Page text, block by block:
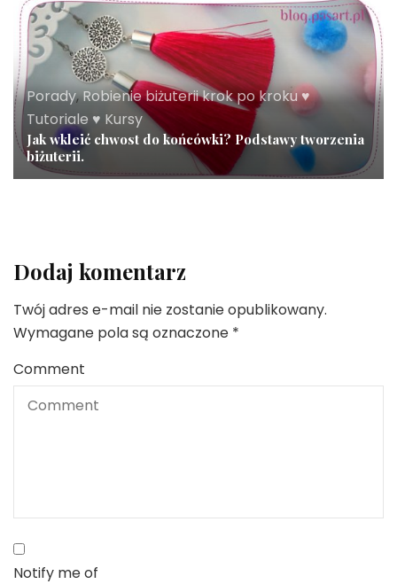
Porady,Robienie biżuterii krok po kroku ♥
Tutoriale ♥ Kursy
Jak wkleić chwost do końcówki? Podstawy tworzenia
biżuterii.
Dodaj komentarz
Twój adres e-mail nie zostanie opublikowany.
Wymagane pola są oznaczone *
Comment
Notify me of